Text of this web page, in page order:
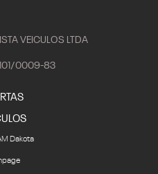
VEICULOS LTDA
0009-83
Dakota